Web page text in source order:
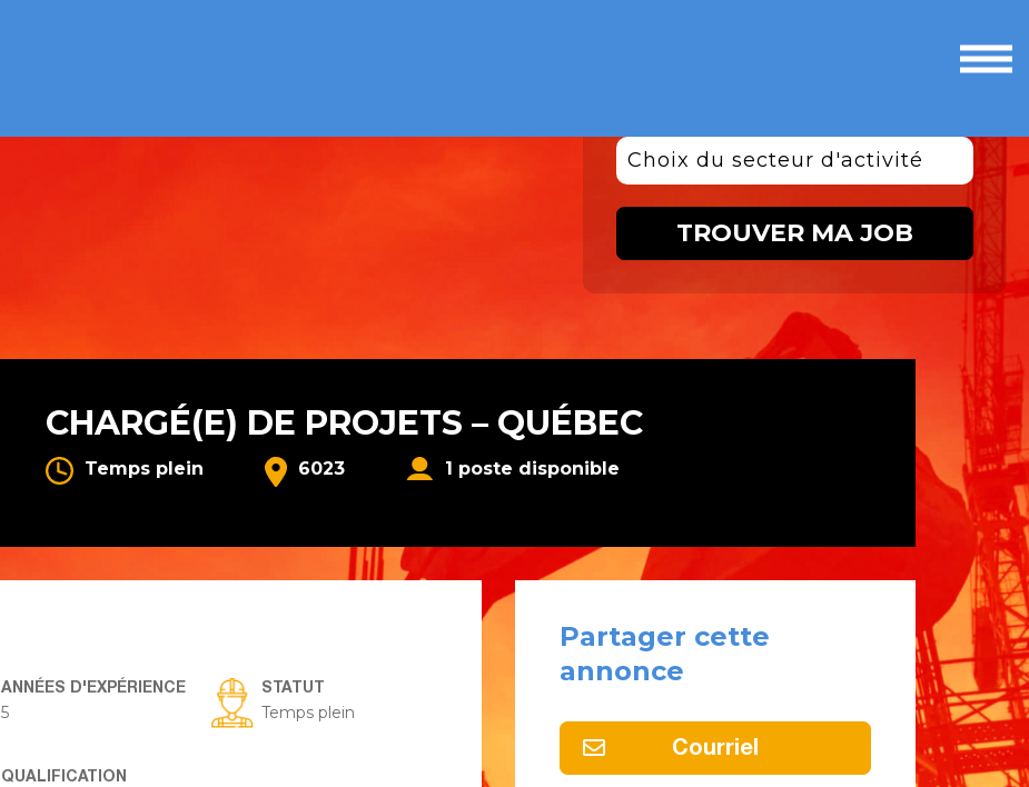
le
Choix du secteur d'activité
TROUVER MA JOB
CHARGÉ(E) DE PROJETS – QUÉBEC
Temps plein 6023 1 poste disponible
ANNÉES D'EXPÉRIENCE
5
STATUT
Temps plein
QUALIFICATION
Partager cette
annonce
Courriel